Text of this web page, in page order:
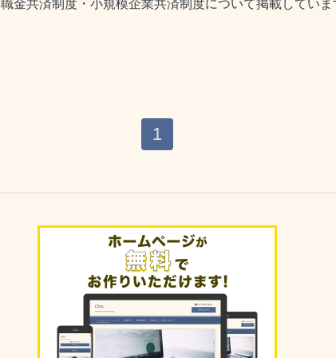
金共済制度・小規模企業共済制度について掲載していま
1